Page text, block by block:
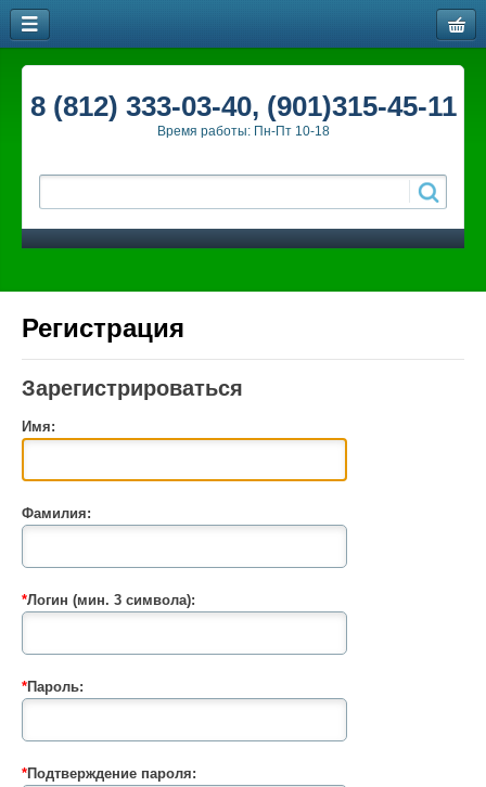
8 (812) 333-03-40, (901)315-45-11
Время работы: Пн-Пт 10-18
Регистрация
Зарегистрироваться
Имя:
Фамилия:
*Логин (мин. 3 символа):
*Пароль:
*Подтверждение пароля: